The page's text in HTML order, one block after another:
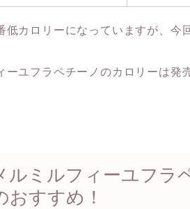
低カロリーになっていますが、今
ーユフラペチーノのカロリーは発
ルミルフィーユフラ
おすすめ！